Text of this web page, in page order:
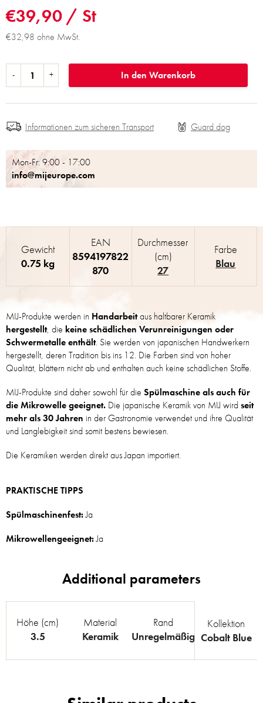
€39,90 / St
€32,98 ohne MwSt.
In den Warenkorb
Mon-Fr: 9:00 - 17:00
info@mijeurope.com
Informationen zum sicheren Transport
MIJ-Produkte werden in Handarbeitaus haltbarer Keramik
hergestellt, die keine schädlichen Verunreinigungen oder
Schwermetalle enthält. Sie werden von japanischen Handwerkern
hergestellt, deren Tradition bis ins 12. Die Farben sind von hoher
Qualität, blättern nicht ab und enthalten auch keine schädlichen Stoffe.
MIJ-Produkte sind daher sowohl für die Spülmaschine als auch für
die Mikrowelle geeignet. Die japanische Keramik von MIJ wirdseit
mehr als 30 Jahren in der Gastronomie verwendet und ihre Qualität
und Langlebigkeit sind somit bestens bewiesen.
Die Keramiken werden direkt aus Japan importiert.
PRAKTISCHE TIPPS
Spülmaschinenfest:Ja
Mikrowellengeeignet:Ja
Gewicht
0.75 kg
EAN
8594197822
870
Durchmesser
(cm)
27
Farbe
Blau
Höhe (cm)
3.5
Material
Keramik
Rand
Unregelmäßig
Kollektion
Cobalt Blue